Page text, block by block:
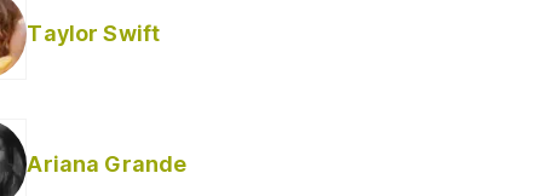
Taylor Swift
Ariana Grande